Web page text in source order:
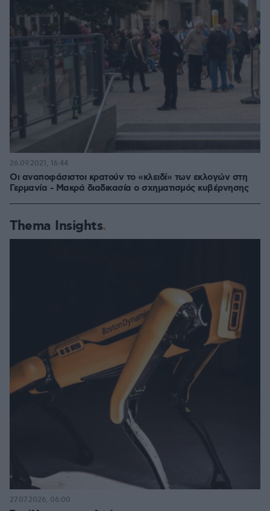
Οι αναποφάσιστοι κρατούν το «κλειδί» των εκλογών στη
Γερμανία - Μακρά διαδικασία ο σχηματισμός κυβέρνησης
26.09.2021, 16:44
Thema Insights
27.07.2026, 06:00